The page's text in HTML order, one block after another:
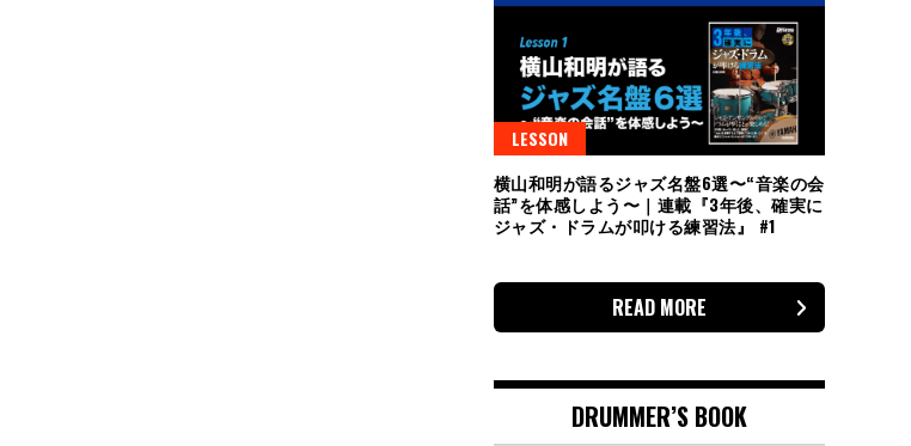
LESSON
横山和明が語るジャズ名盤6選〜“音楽の会
話”を体感しよう〜｜連載『3年後、確実に
ジャズ・ドラムが叩ける練習法』 #1
READ MORE
DRUMMER’S BOOK